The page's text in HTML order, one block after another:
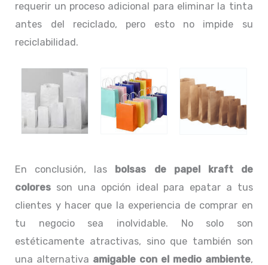
requerir un proceso adicional para eliminar la tinta
antes del reciclado, pero esto no impide su
reciclabilidad.
En conclusión, las bolsas de papel kraft de
colores son una opción ideal para epatar a tus
clientes y hacer que la experiencia de comprar en
tu negocio sea inolvidable. No solo son
estéticamente atractivas, sino que también son
una alternativa amigable con el medio ambiente,